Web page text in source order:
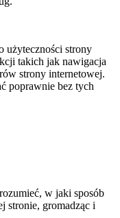
użyteczności strony
takich jak nawigacja
strony internetowej.
poprawnie bez tych
w jaki sposób
stronie, gromadząc i